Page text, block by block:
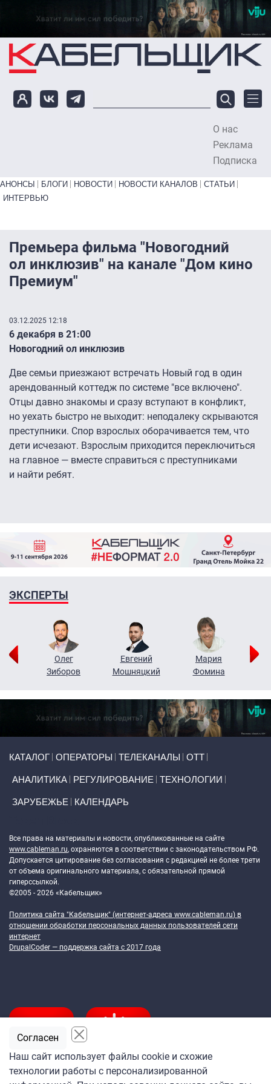
Перейти к основному содержанию
О нас
Реклама
Подписка
Primary links bottom
АНОНСЫ БЛОГИ НОВОСТИ НОВОСТИ КАНАЛОВ
СТАТЬИ
ИНТЕРВЬЮ
Премьера фильма "Новогодний
ол инклюзив" на канале "Дом кино
Премиум"
03.12.2025 12:18
6 декабря в 21:00
Новогодний ол инклюзив
Две семьи приезжают встречать Новый год в один
арендованный коттедж по системе "все включено".
Отцы давно знакомы и сразу вступают в конфликт,
но уехать быстро не выходит: неподалеку скрываются
преступники. Спор взрослых оборачивается тем, что
дети исчезают. Взрослым приходится переключиться
на главное — вместе справиться с преступниками
и найти ребят.
ЭКСПЕРТЫ
Олег
Зиборов
Евгений
Мошняцкий
Мария
Фомина
КАТАЛОГ ОПЕРАТОРЫ ТЕЛЕКАНАЛЫ ОТТ
АНАЛИТИКА РЕГУЛИРОВАНИЕ ТЕХНОЛОГИИ
ЗАРУБЕЖЬЕ КАЛЕНДАРЬ
Все права на материалы и новости, опубликованные на сайте
www.cableman.ru, охраняются в соответствии с законодательством РФ.
Допускается цитирование без согласования с редакцией не более трети
от объема оригинального материала, с обязательной прямой
гиперссылкой.
©2005 - 2026 «Кабельщик»
Политика сайта "Кабельщик" (интернет-адреса www.cableman.ru) в
отношении обработки персональных данных пользователей сети
интернет
DrupalCoder — поддержка сайта c 2017 года
Наш сайт использует файлы cookie и схожие
технологии работы с персонализированной
Согласен